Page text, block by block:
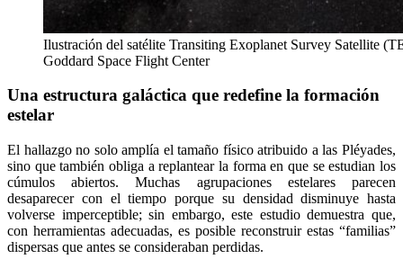
Ilustración del satélite Transiting Exoplanet Survey Satellite
Goddard Space Flight Center
Una estructura galáctica que redefine la formación
estelar
El hallazgo no solo amplía el tamaño físico atribuido a las Pléyades,
sino que también obliga a replantear la forma en que se estudian los
cúmulos abiertos. Muchas agrupaciones estelares parecen
desaparecer con el tiempo porque su densidad disminuye hasta
volverse imperceptible; sin embargo, este estudio demuestra que,
con herramientas adecuadas, es posible reconstruir estas “familias”
dispersas que antes se consideraban perdidas.